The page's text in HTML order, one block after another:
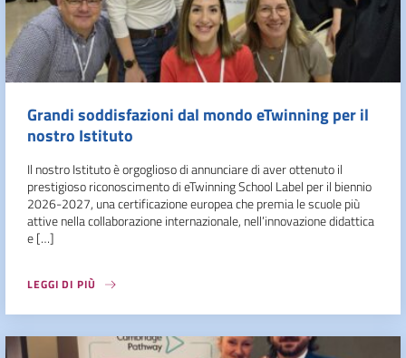
Grandi soddisfazioni dal mondo eTwinning per il
nostro Istituto
Il nostro Istituto è orgoglioso di annunciare di aver ottenuto il
prestigioso riconoscimento di eTwinning School Label per il biennio
2026-2027, una certificazione europea che premia le scuole più
attive nella collaborazione internazionale, nell’innovazione didattica
e […]
LEGGI DI PIÙ